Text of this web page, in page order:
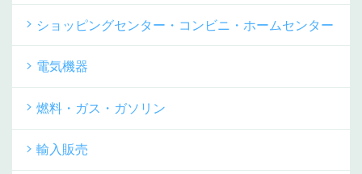
ショッピングセンター・コンビニ・ホームセンター
電気機器
燃料・ガス・ガソリン
輸入販売